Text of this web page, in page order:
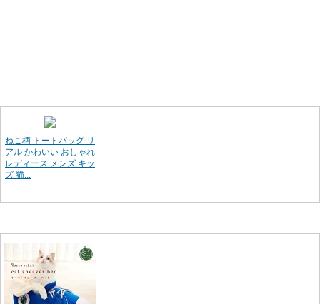
ねこ柄 トートバッグ リ
アル かわいい おしゃれ
レディース メンズ キッ
ズ 猫...